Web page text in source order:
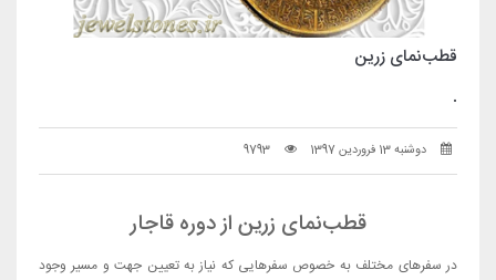
قطب‌نمای زرین
.
دوشنبه 13 فروردین 1397 9793
قطب‌نمای زرین از دوره قاجار
در سفرهای مختلف به خصوص سفرهایی که نیاز به تعیین جهت و مسیر وجود